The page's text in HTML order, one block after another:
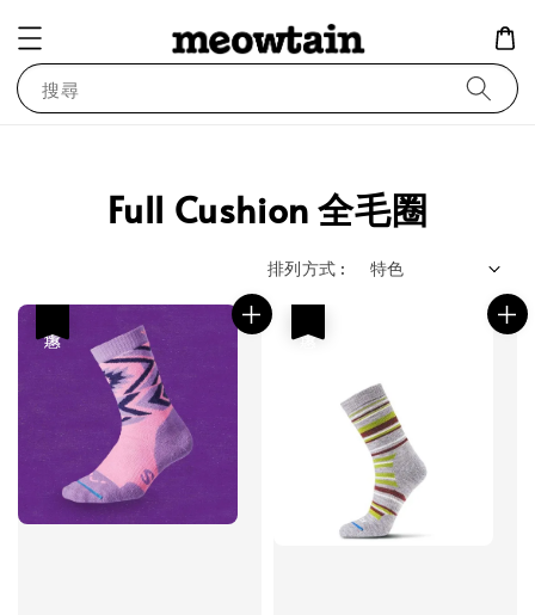
搜尋
Full Cushion 全毛圈
排列方式 :